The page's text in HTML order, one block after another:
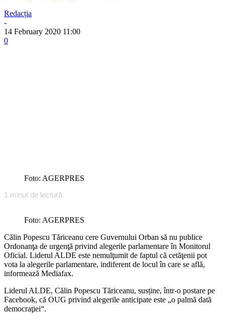
Redacția
-
14 February 2020 11:00
0
Foto: AGERPRES
1 minut de lectură
Foto: AGERPRES
Călin Popescu Tăriceanu cere Guvernului Orban să nu publice
Ordonanţa de urgenţă privind alegerile parlamentare în Monitorul
Oficial. Liderul ALDE este nemulţumit de faptul că cetăţenii pot
vota la alegerile parlamentare, indiferent de locul în care se află,
informează Mediafax.
Liderul ALDE, Călin Popescu Tăriceanu, susține, într-o postare pe
Facebook, că OUG privind alegerile anticipate este „o palmă dată
democraţiei“.